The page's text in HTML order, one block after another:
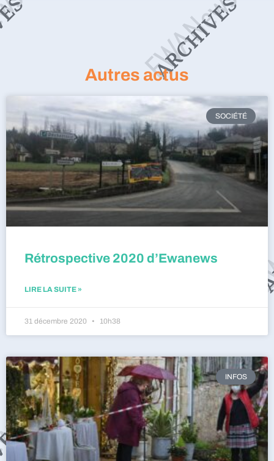
Autres actus
SOCIÉTÉ
Rétrospective 2020 d’Ewanews
LIRE LA SUITE »
31 décembre 2020 10h38
INFOS